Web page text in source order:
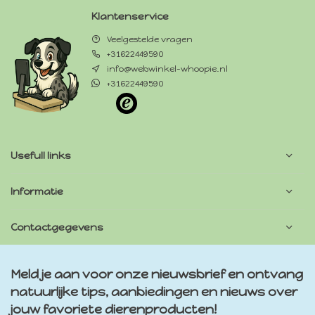
Klantenservice
Veelgestelde vragen
+31622449590
info@webwinkel-whoopie.nl
+31622449590
Usefull links
Informatie
Contactgegevens
Meld je aan voor onze nieuwsbrief en ontvang
natuurlijke tips, aanbiedingen en nieuws over
jouw favoriete dierenproducten!